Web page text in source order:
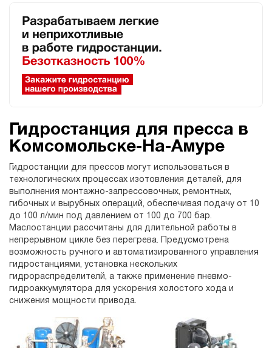
Гидростанция для пресса в
Комсомольске-На-Амуре
Гидростанции для прессов могут использоваться в
технологических процессах изотовления деталей, для
выполнения монтажно-запрессовочных, ремонтных,
гибочных и вырубных операций, обеспечивая подачу от 10
до 100 л/мин под давлением от 100 до 700 бар.
Маслостанции рассчитаны для длительной работы в
непрерывном цикле без перегрева. Предусмотрена
возможность ручного и автоматизированного управления
гидростанциями, установка нескольких
гидрораспределителй, а также применение пневмо-
гидроаккумулятора для ускорения холостого хода и
снижения мощности привода.